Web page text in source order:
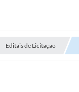
Editais de Licitação